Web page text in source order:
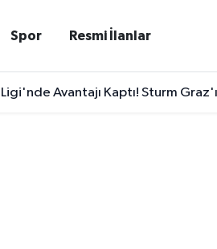
Spor Resmi İlanlar
Avantajı Kaptı! Sturm